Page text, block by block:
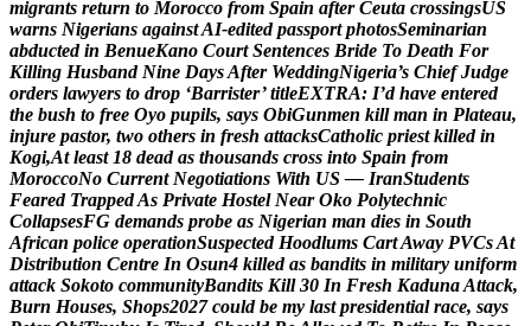
migrants return to Morocco from Spain after Ceuta crossingsUS
warns Nigerians againstAI-edited passport photosSeminarian
abducted in BenueKano Court Sentences Bride To Death For
Killing Husband Nine DaysAfter WeddingNigeria’s Chief Judge
orders lawyers to drop ‘Barrister’ titleEXTRA: I’d have entered
the bush to free Oyo pupils, says ObiGunmen kill man in Plateau,
injure pastor, two others in fresh attacksCatholic priest killed in
Kogi,At least 18 dead as thousands cross into Spain from
MoroccoNo Current Negotiations With US — IranStudents
Feared TrappedAs Private Hostel Near Oko Polytechnic
CollapsesFG demands probe as Nigerian man dies in South
African police operationSuspected Hoodlums CartAway PVCsAt
Distribution Centre In Osun4 killed as bandits in military uniform
attack Sokoto communityBandits Kill 30 In Fresh KadunaAttack,
Burn Houses, Shops2027 could be my last presidential race, says